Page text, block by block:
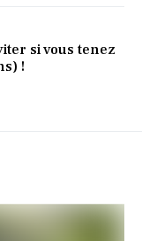
si vous tenez
!